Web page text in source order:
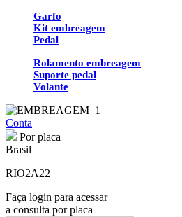
Garfo
Kit embreagem
Pedal
Rolamento embreagem
Suporte pedal
Volante
Conta
Por placa
Brasil
RIO2A22
Faça login para acessar
a consulta por placa